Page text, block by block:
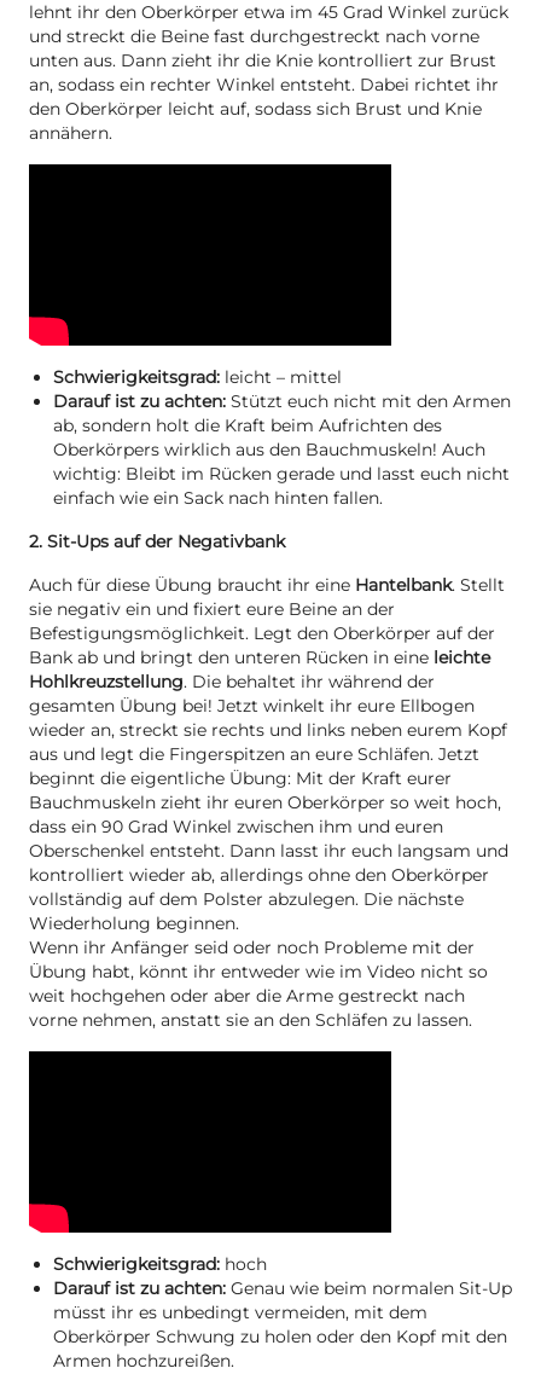
lehnt ihr den Oberkörper etwa im 45 Grad Winkel zurück
und streckt die Beine fast durchgestreckt nach vorne
unten aus. Dann zieht ihr die Knie kontrolliert zur Brust
an, sodass ein rechter Winkel entsteht. Dabei richtet ihr
den Oberkörper leicht auf, sodass sich Brust und Knie
annähern.
Schwierigkeitsgrad: leicht – mittel
Darauf ist zu achten: Stützt euch nicht mit den Armen
ab, sondern holt die Kraft beim Aufrichten des
Oberkörpers wirklich aus den Bauchmuskeln! Auch
wichtig: Bleibt im Rücken gerade und lasst euch nicht
einfach wie ein Sack nach hinten fallen.
2. Sit-Ups auf der Negativbank
Auch für diese Übung braucht ihr eine Hantelbank. Stellt
sie negativ ein und fixiert eure Beine an der
Befestigungsmöglichkeit. Legt den Oberkörper auf der
Bank ab und bringt den unteren Rücken in eine leichte
Hohlkreuzstellung. Die behaltet ihr während der
gesamten Übung bei! Jetzt winkelt ihr eure Ellbogen
wieder an, streckt sie rechts und links neben eurem Kopf
aus und legt die Fingerspitzen an eure Schläfen. Jetzt
beginnt die eigentliche Übung: Mit der Kraft eurer
Bauchmuskeln zieht ihr euren Oberkörper so weit hoch,
dass ein 90 Grad Winkel zwischen ihm und euren
Oberschenkel entsteht. Dann lasst ihr euch langsam und
kontrolliert wieder ab, allerdings ohne den Oberkörper
vollständig auf dem Polster abzulegen. Die nächste
Wiederholung beginnen.
Wenn ihr Anfänger seid oder noch Probleme mit der
Übung habt, könnt ihr entweder wie im Video nicht so
weit hochgehen oder aber die Arme gestreckt nach
vorne nehmen, anstatt sie an den Schläfen zu lassen.
Schwierigkeitsgrad: hoch
Darauf ist zu achten: Genau wie beim normalen Sit-Up
müsst ihr es unbedingt vermeiden, mit dem
Oberkörper Schwung zu holen oder den Kopf mit den
Armen hochzureißen.